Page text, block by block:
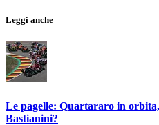
Leggi anche
Le pagelle: Quartararo in
Bastianini?